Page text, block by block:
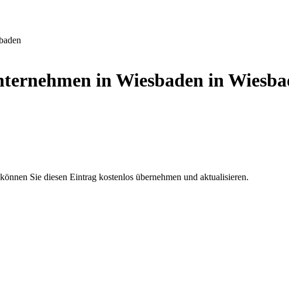
in Wiesbaden in
Sie diesen Eintrag kostenlos übernehmen und aktualisieren.